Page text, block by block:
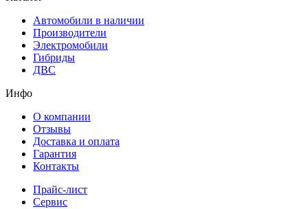
Автомобили в наличии
Производители
Электромобили
Гибриды
ДВС
Инфо
О компании
Отзывы
Доставка и оплата
Гарантия
Контакты
Прайс-лист
Сервис